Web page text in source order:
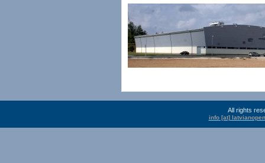
All rights
info [at]